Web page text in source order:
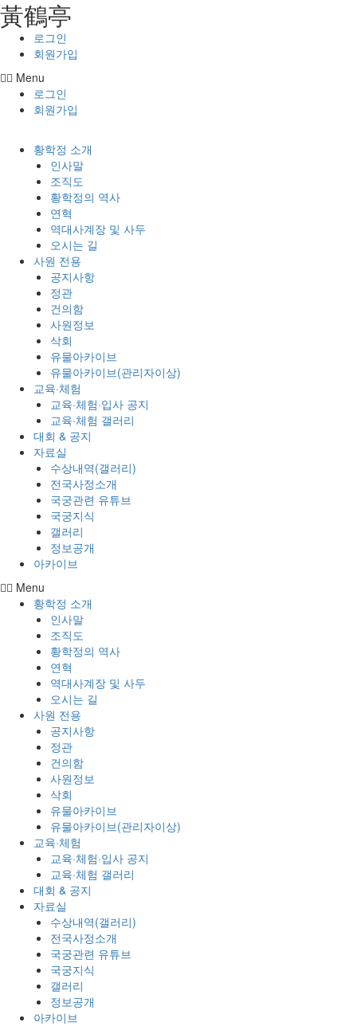
콘텐츠로
건너뛰기
⿈鶴亭
로그인
회원가입
Menu
로그인
회원가입
황학정 소개
인사말
조직도
황학정의 역사
연혁
역대사계장 및 사두
오시는 길
사원 전용
공지사항
정관
건의함
사원정보
삭회
유물아카이브
유물아카이브(관리자이상)
교육·체험
교육·체험·입사 공지
교육·체험 갤러리
대회 & 공지
자료실
수상내역(갤러리)
전국사정소개
국궁관련 유튜브
국궁지식
갤러리
정보공개
아카이브
Menu
황학정 소개
인사말
조직도
황학정의 역사
연혁
역대사계장 및 사두
오시는 길
사원 전용
공지사항
정관
건의함
사원정보
삭회
유물아카이브
유물아카이브(관리자이상)
교육·체험
교육·체험·입사 공지
교육·체험 갤러리
대회 & 공지
자료실
수상내역(갤러리)
전국사정소개
국궁관련 유튜브
국궁지식
갤러리
정보공개
아카이브